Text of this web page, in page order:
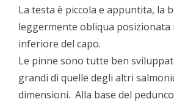
La testa è piccola e appuntita, la
leggermente obliqua
inferiore del capo.
Le pinne sono tutte ben
grandi di quelle degli altri
dimensioni. Alla base del